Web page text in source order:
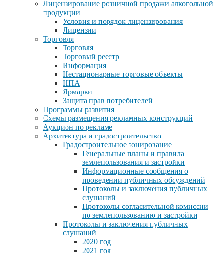
Лицензирование розничной продажи алкогольной
продукции
Условия и порядок лицензирования
Лицензии
Торговля
Торговля
Торговый реестр
Информация
Нестационарные торговые объекты
НПА
Ярмарки
Защита прав потребителей
Программы развития
Схемы размещения рекламных конструкций
Аукцион по рекламе
Архитектура и градостроительство
Градостроительное зонирование
Генеральные планы и правила
землепользования и застройки
Информационные сообщения о
проведении публичных обсуждений
Протоколы и заключения публичных
слушаний
Протоколы согласительной комиссии
по землепользованию и застройки
Протоколы и заключения публичных
слушаний
2020 год
2021 год